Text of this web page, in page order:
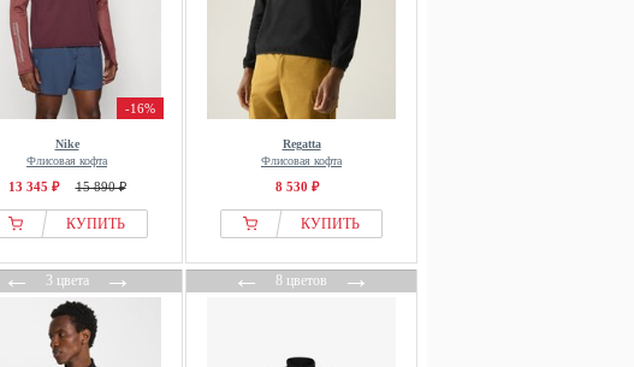
-16%
Nike
Флисовая кофта
13 345 ₽ 15 890 ₽
КУПИТЬ
Regatta
Флисовая кофта
8 530 ₽
КУПИТЬ
←3 цвета→ ←8 цветов→